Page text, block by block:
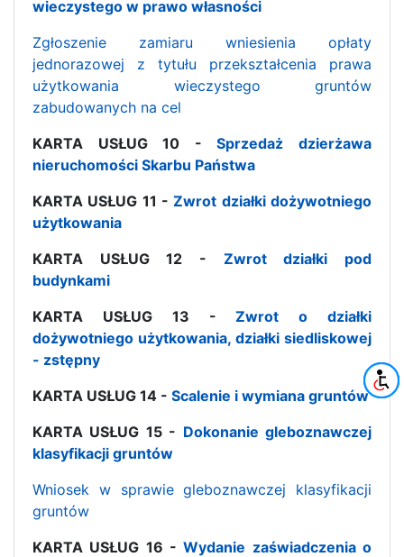
wieczystego w prawo własności
Zgłoszenie zamiaru wniesienia opłaty
jednorazowej z tytułu przekształcenia prawa
użytkowania wieczystego gruntów
zabudowanych na cel
KARTA USŁUG 10 -Sprzedaż dzierżawa
nieruchomości Skarbu Państwa
KARTA USŁUG 11 -Zwrot działki dożywotniego
użytkowania
KARTA USŁUG 12 - Zwrot działki pod
budynkami
KARTA USŁUG 13 -Zwrot o działki
dożywotniego użytkowania, działki siedliskowej
- zstępny
KARTA USŁUG 14 - Scalenie i wymiana gruntów
KARTA USŁUG 15 - Dokonanie gleboznawczej
klasyfikacji gruntów
Wniosek w sprawie gleboznawczej klasyfikacji
gruntów
KARTA USŁUG 16 -Wydanie zaświadczenia o